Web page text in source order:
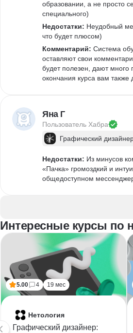
образовании, а не просто
специального)
Недостатки: Неудобный
что будет плюсом)
Комментарий: Система
оставляют свои
будет полезен, дают
окончания курса вам также
Яна Г
Пользователь Хабра
Графический
Недостатки: Из минусов
«Пачка» громоздкий и
общедоступном
Интересные курсы по
5.00 4 19 мес
Нетология
Графический дизайнер: